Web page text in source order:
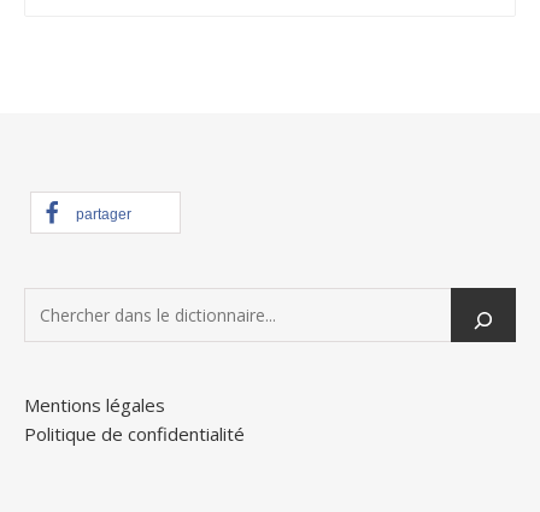
partager
Mentions légales
Politique de confidentialité